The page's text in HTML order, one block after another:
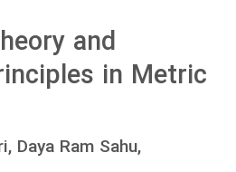
and
in Metric
Daya Ram Sahu,